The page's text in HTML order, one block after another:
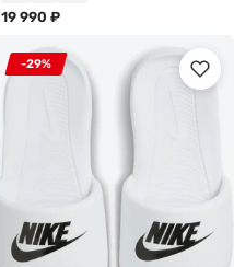
19 990 ₽
-29%